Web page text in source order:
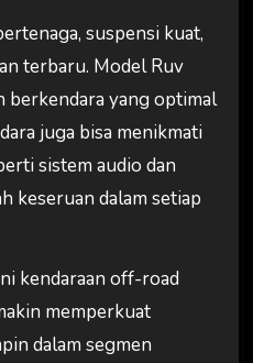
suspensi kuat,
terbaru. Model Ruv
berkendara yang optimal
juga bisa menikmati
sistem audio dan
keseruan dalam setiap
kendaraan off-road
memperkuat
dalam segmen